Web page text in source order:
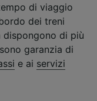
di viaggio
dei treni
dispongono di più
garanzia di
e ai servizi